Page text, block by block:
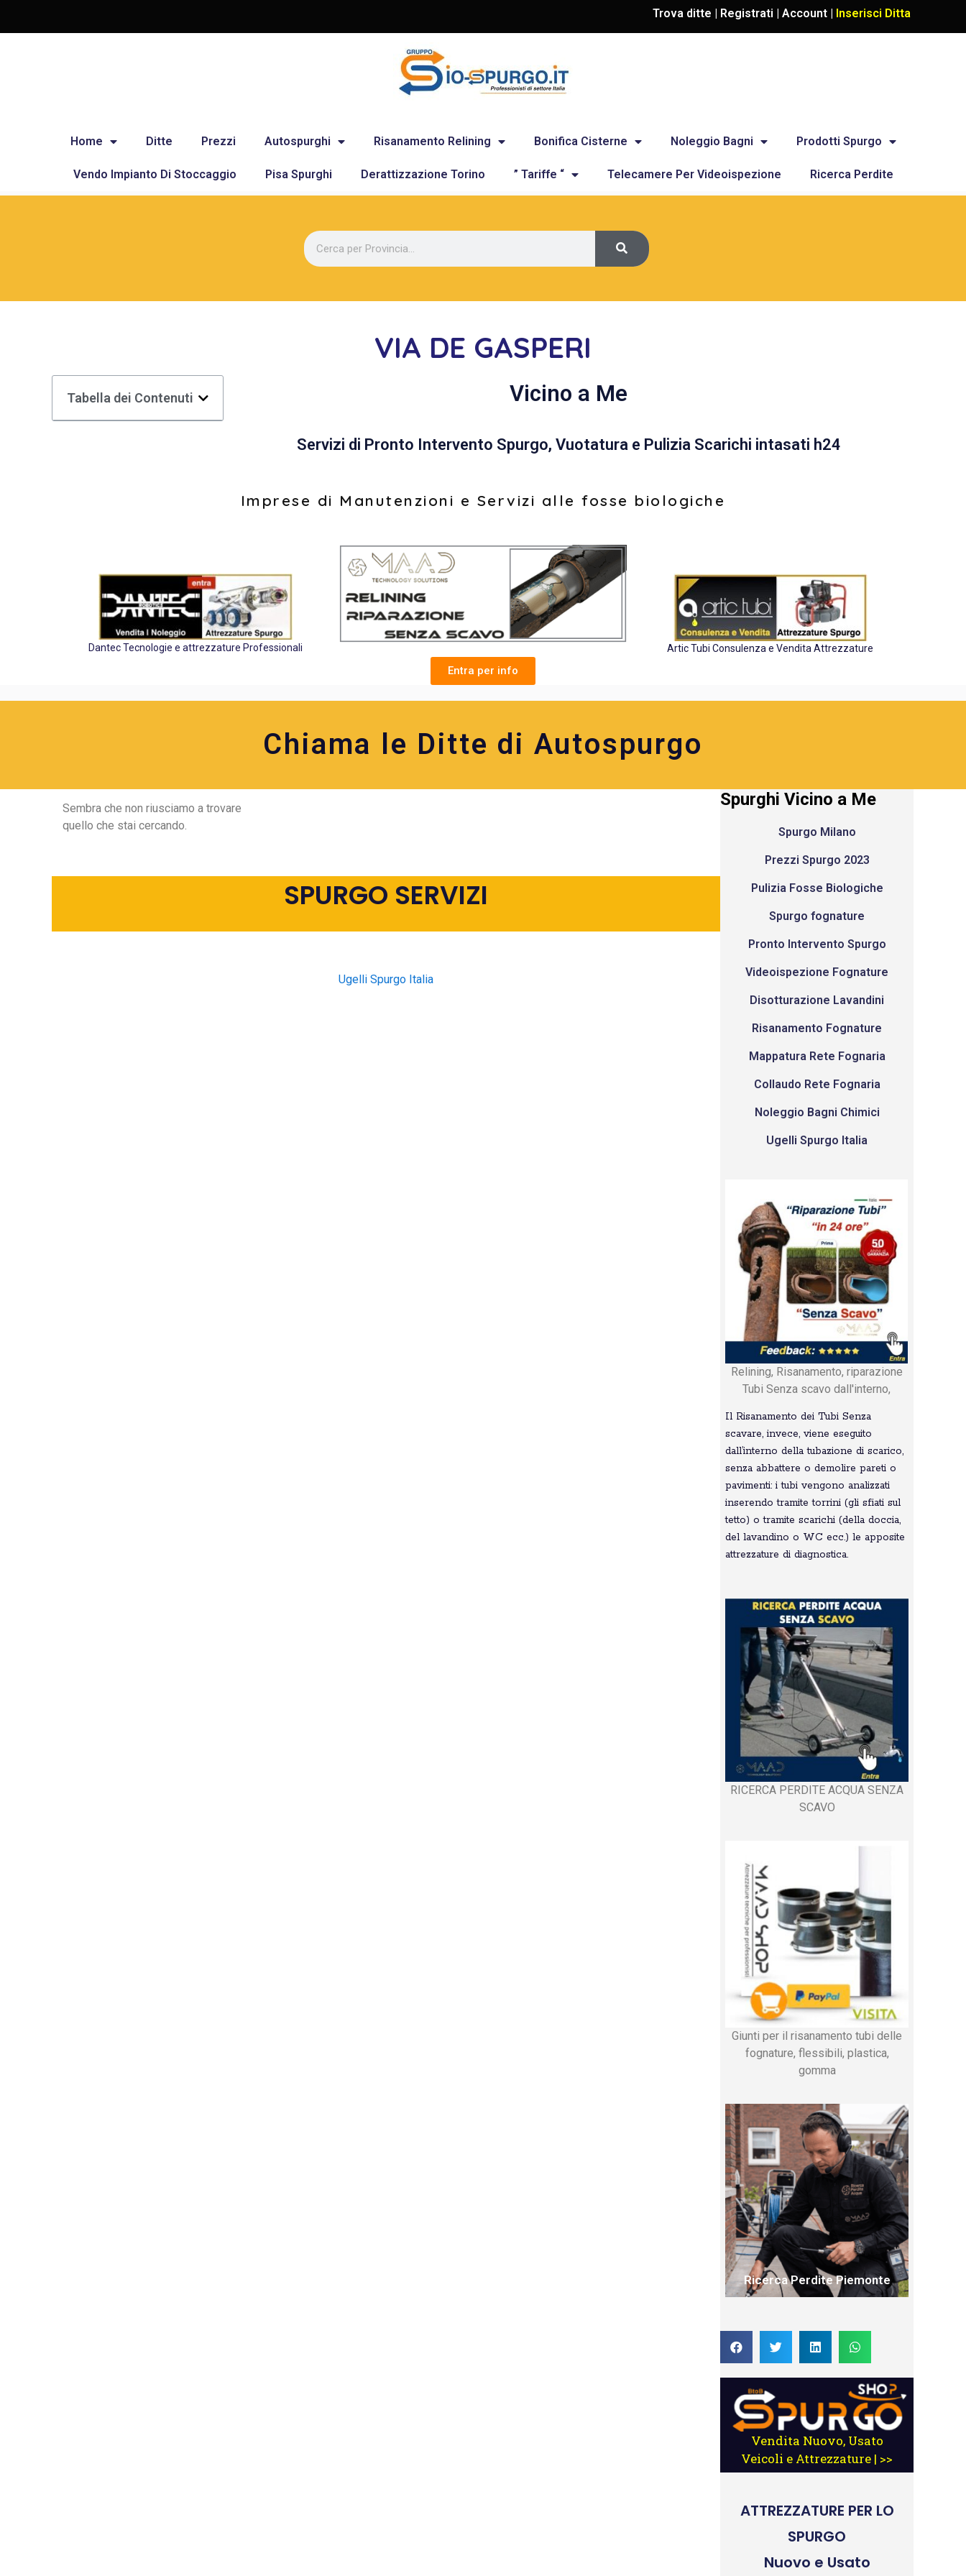
Trova ditte | Registrati | Account | Inserisci Ditta
Home Ditte Prezzi Autospurghi Risanamento Relining Bonifica Cisterne Noleggio Bagni Prodotti Spurgo
Vendo Impianto Di Stoccaggio Pisa Spurghi Derattizzazione Torino ” Tariffe “ Telecamere Per Videoispezione Ricerca Perdite
VIA DE GASPERI
Tabella dei Contenuti Vicino a Me
Servizi di Pronto Intervento Spurgo, Vuotatura e Pulizia Scarichi intasati h24
Imprese di Manutenzioni e Servizi alle fosse biologiche
Dantec Tecnologie e attrezzature Professionali
Entra per info
Artic Tubi Consulenza e Vendita Attrezzature
Chiama le Ditte di Autospurgo
Sembra che non riusciamo a trovare
quello che stai cercando.
SPURGO SERVIZI
Ugelli Spurgo Italia
Spurghi Vicino a Me
Spurgo Milano
Prezzi Spurgo 2023
Pulizia Fosse Biologiche
Spurgo fognature
Pronto Intervento Spurgo
Videoispezione Fognature
Disotturazione Lavandini
Risanamento Fognature
Mappatura Rete Fognaria
Collaudo Rete Fognaria
Noleggio Bagni Chimici
Ugelli Spurgo Italia
Relining, Risanamento, riparazione
Tubi Senza scavo dall'interno,
Il Risanamento dei Tubi Senza
scavare, invece, viene eseguito
dall’interno della tubazione di scarico,
senza abbattere o demolire pareti o
pavimenti: i tubi vengono analizzati
inserendo tramite torrini (gli sfiati sul
tetto) o tramite scarichi (della doccia,
del lavandino o WC ecc.) le apposite
attrezzature di diagnostica.
RICERCA PERDITE ACQUA SENZA
SCAVO
Giunti per il risanamento tubi delle
fognature, flessibili, plastica,
gomma
Ricerca Perdite Piemonte
Vendita Nuovo, Usato
Veicoli e Attrezzature | >>
ATTREZZATURE PER LO
SPURGO
Nuovo e Usato